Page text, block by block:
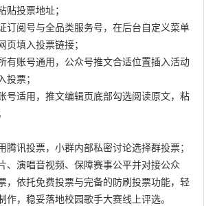
投票地址；
阅号与全品类服务号，在后台自定义菜单
填入投票链接；
账号通用，公众号推文合适位置插入活动
票；
适用，推文编辑页底部勾选阅读原文，粘
腾讯投票，小群内部私密讨论选择群投票；
、演唱音视频、保障赛事公平并对接公众
，依托免费投票与完备的防刷投票功能，轻
作，稳妥落地校园歌手大赛线上评选。